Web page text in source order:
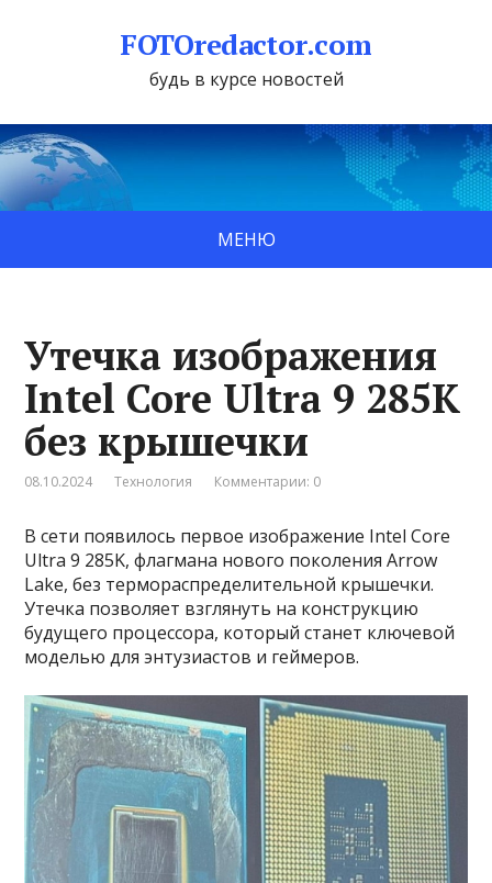
FOTOredactor.com
будь в курсе новостей
МЕНЮ
Утечка изображения
Intel Core Ultra 9 285K
без крышечки
08.10.2024 Технология Комментарии: 0
В сети появилось первое изображение Intel Core
Ultra 9 285K, флагмана нового поколения Arrow
Lake, без термораспределительной крышечки.
Утечка позволяет взглянуть на конструкцию
будущего процессора, который станет ключевой
моделью для энтузиастов и геймеров.